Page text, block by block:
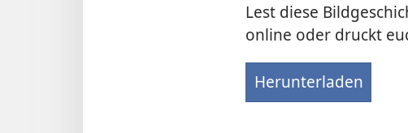
Lest diese
online oder druckt
Herunterladen